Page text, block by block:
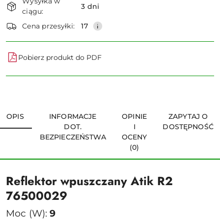
i
dostawa
ciągu:
3 dni
Cena przesyłki: 17
Pobierz produkt do PDF
OPIS
INFORMACJE
DOT.
BEZPIECZEŃSTWA
OPINIE
I
OCENY
(0)
ZAPYTAJ O
DOSTĘPNOŚĆ
Reflektor wpuszczany Atik R2
76500029
Moc (W):9